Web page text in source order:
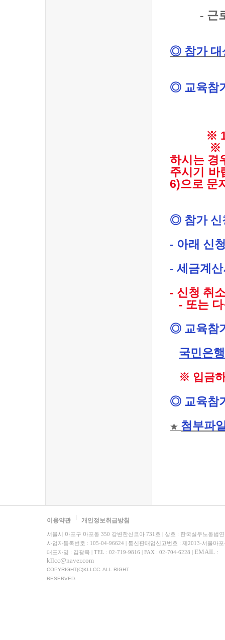
- 근
◎ 참가
◎ 교육참
※ 1사 2
※ 근로
하시는 경
주시기 바
6)으로 문
◎ 참가
- 아래 신
- 세금계
- 신청 취
- 또는 다
◎ 교육참
국민은
※ 입금
◎ 교육참
★ 첨부파
이용약관 개인정보취급방침
서울시 마포구 마포동 350 강변한신코아 731호 | 상호 : 한국실무노동법
사업자등록번호 : 105-04-96624 | 통신판매업신고번호 : 제2013-서울마
대표자명 : 김광욱 | TEL : 02-719-9816 | FAX : 02-704-6228 | EMAIL :
kllcc@naver.com
COPYRIGHT(C)KLLCC. ALL RIGHT
RESERVED.